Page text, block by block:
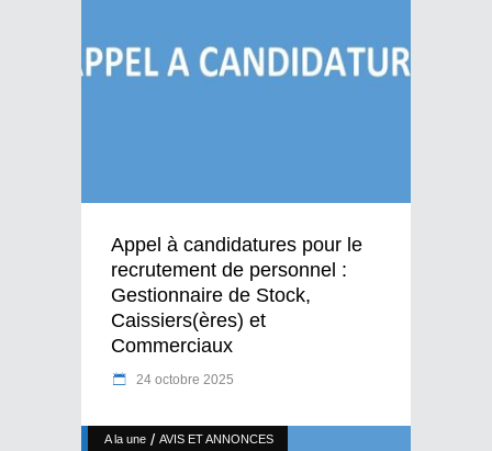
Appel à candidatures pour le
recrutement de personnel :
Gestionnaire de Stock,
Caissiers(ères) et
Commerciaux
24 octobre 2025
A la une / AVIS ET ANNONCES